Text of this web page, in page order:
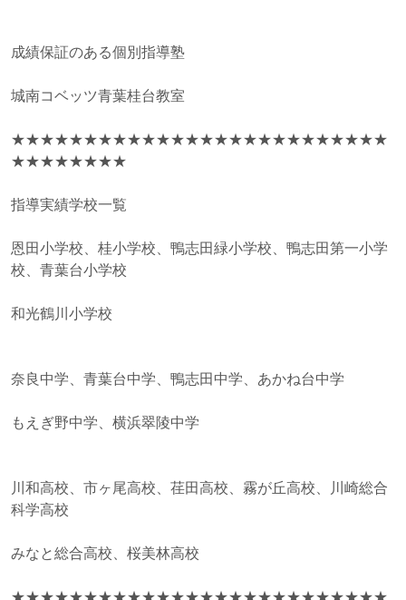
成績保証のある個別指導塾
城南コベッツ青葉桂台教室
★★★★★★★★★★★★★★★★★★★★★★★★★★
★★★★★★★★
指導実績学校一覧
恩田小学校、桂小学校、鴨志田緑小学校、鴨志田第一小学
校、青葉台小学校
和光鶴川小学校
奈良中学、青葉台中学、鴨志田中学、あかね台中学
もえぎ野中学、横浜翠陵中学
川和高校、市ヶ尾高校、荏田高校、霧が丘高校、川崎総合
科学高校
みなと総合高校、桜美林高校